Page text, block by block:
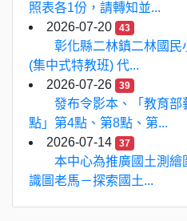
照表各1份，請轉知並...
2026-07-20
43
彰化縣二林鎮二林國
(集中式特教班) 代...
2026-07-26
39
發布令影本、「教育
點」第4點、第8點、第...
2026-07-14
37
本中心為推廣國土測繪
識圖老馬－探索國土...